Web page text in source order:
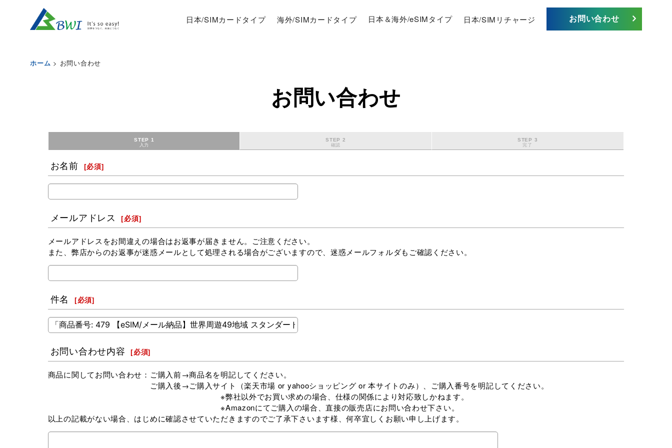
日本/SIMカードタイプ 海外/SIMカードタイプ 日本＆海外/eSIMタイプ 日本/SIMリチャージ お問い合わせ
ホーム > お問い合わせ
お問い合わせ
STEP 1
入力
STEP 2
確認
STEP 3
完了
お名前 [必須]
メールアドレス [必須]
メールアドレスをお間違えの場合はお返事が届きません。ご注意ください。
また、弊店からのお返事が迷惑メールとして処理される場合がございますので、迷惑メールフォルダもご確認ください。
件名 [必須]
お問い合わせ内容 [必須]
商品に関してお問い合わせ：ご購入前→商品名を明記してください。
ご購入後→ご購入サイト（楽天市場 or yahooショッピング or 本サイトのみ）、ご購入番号を明記してください。
※弊社以外でお買い求めの場合、仕様の関係により対応致しかねます。
※Amazonにてご購入の場合、直接の販売店にお問い合わせ下さい。
以上の記載がない場合、はじめに確認させていただきますのでご了承下さいます様、何卒宜しくお願い申し上げます。